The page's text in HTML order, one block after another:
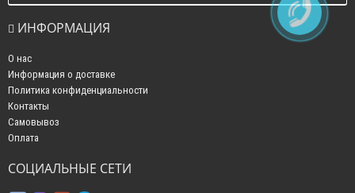
ИНФОРМАЦИЯ
О нас
Информация о доставке
Политика конфиденциальности
Контакты
Самовывоз
Оплата
СОЦИАЛЬНЫЕ СЕТИ